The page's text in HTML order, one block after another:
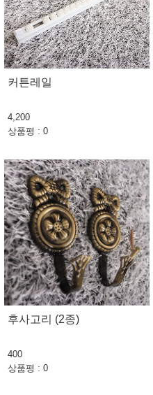
커튼레일
4,200
상품평 : 0
후사고리 (2종)
400
상품평 : 0